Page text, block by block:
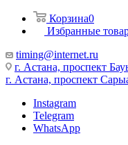
Корзина0
Избранные
timing@internet.ru
г. Астана, проспект
г. Астана, проспект
Instagram
Telegram
WhatsApp